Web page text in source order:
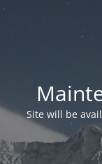
Site will be